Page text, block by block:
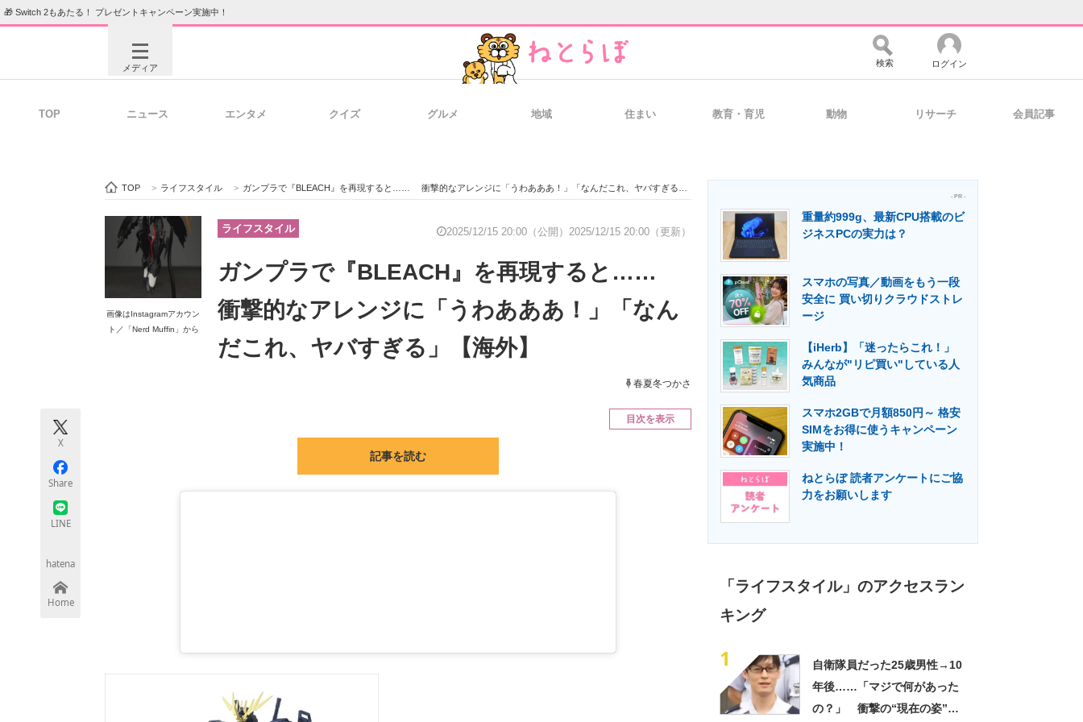
🎁 Switch 2もあたる！ プレゼントキャンペーン実施中！
メディア
ビジネスと働き方のヒント 経営リーダーのコミュニティ マーケ×ITの今がよく分かる
ITエンジニア向け専門サイト 製造業のIT導入・活用を支援
エネルギーの専門メディア 建設×テクノロジーの最前線
検索 ログイン
TOP ニュース エンタメ クイズ グルメ 地域 住まい 教育・育児 動物 リサーチ 会員記事
TOP > ライフスタイル > ガンプラで『BLEACH』を再現すると…… 衝撃的なアレンジに「うわあああ！」「なんだこれ、ヤバすぎる」【海外】
画像はInstagramアカウン
ト／「Nerd Muffin」から
ライフスタイル 2025/12/15 20:00（公開） 2025/12/15 20:00（更新）
ガンプラで『BLEACH』を再現すると……
衝撃的なアレンジに「うわあああ！」「なん
だこれ、ヤバすぎる」【海外】
春夏冬つかさ
X
Share
LINE
hatena
Home
目次を表示
記事を読む
- PR -
重量約999g、最新CPU搭載のビ
ジネスPCの実力は？
スマホの写真／動画をもう一段
安全に 買い切りクラウドストレ
ージ
【iHerb】「迷ったらこれ！」
みんなが"リピ買い"している人
気商品
スマホ2GBで月額850円～ 格安
SIMをお得に使うキャンペーン
実施中！
ねとらぼ 読者アンケートにご協
力をお願いします
「ライフスタイル」のアクセスラン
キング
1
自衛隊員だった25歳男性→10
年後……「マジで何があった
の？」 衝撃の“現在の姿”が